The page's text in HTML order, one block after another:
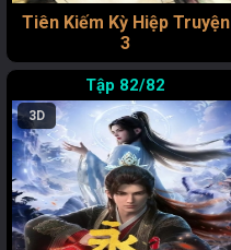
Tiên Kiếm Kỳ Hiệp Truyện
3
82/82
3D